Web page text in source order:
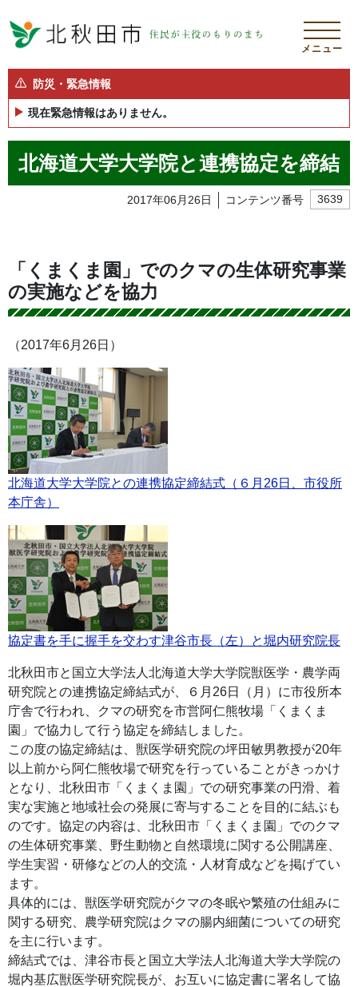
メニュー
防災・緊急情報
現在緊急情報はありません。
北海道大学大学院と連携協定を締結
2017年06月26日 コンテンツ番号 3639
「くまくま園」でのクマの生体研究事業
の実施などを協力
（2017年6月26日）
北海道大学大学院との連携協定締結式（６月26日、市役所
本庁舎）
協定書を手に握手を交わす津谷市長（左）と堀内研究院長
北秋田市と国立大学法人北海道大学大学院獣医学・農学両
研究院との連携協定締結式が、６月26日（月）に市役所本
庁舎で行われ、クマの研究を市営阿仁熊牧場「くまくま
園」で協力して行う協定を締結しました。
この度の協定締結は、獣医学研究院の坪田敏男教授が20年
以上前から阿仁熊牧場で研究を行っていることがきっかけ
となり、北秋田市「くまくま園」での研究事業の円滑、着
実な実施と地域社会の発展に寄与することを目的に結ぶも
のです。協定の内容は、北秋田市「くまくま園」でのクマ
の生体研究事業、野生動物と自然環境に関する公開講座、
学生実習・研修などの人的交流・人材育成などを掲げてい
ます。
具体的には、獣医学研究院がクマの冬眠や繁殖の仕組みに
関する研究、農学研究院はクマの腸内細菌についての研究
を主に行います。
締結式では、津谷市長と国立大学法人北海道大学大学院の
堀内基広獣医学研究院長が、お互いに協定書に署名して協